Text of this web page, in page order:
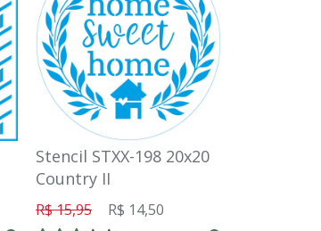
Stencil STXX-198 20x20
Country II
R$ 15,95 R$ 14,50